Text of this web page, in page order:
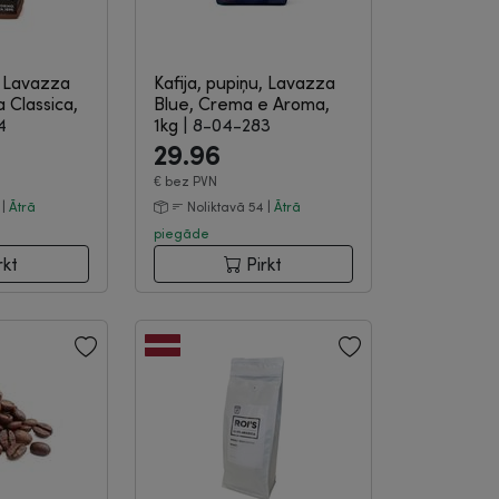
Classica,
Ātrā
Kafija, pupiņu, Lavazza
Blue, Crema e Aroma,
1kg
8-04-283
29.96
€ bez PVN
Noliktavā 54 | Ātrā
piegāde
Pirkt